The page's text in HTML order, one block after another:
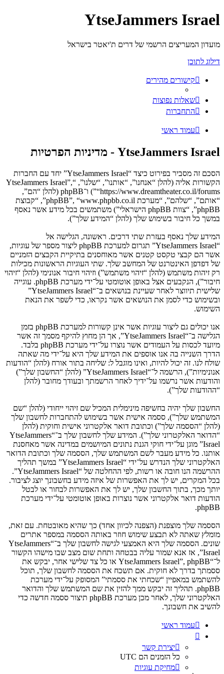
YtseJammers Israel
מועדון המעריצים הרשמי של דרים ת'יאטר בישראל
דילוג לתוכן
קישורים מהירים
שאלות נפוצות
התחברות
עמוד ראשי
YtseJammers Israel - מדיניות הפרטיות
הסכם זה מסביר בפירוט כיצד “YtseJammers Israel” יחד עם החברות
הקשורות אליה (להלן “אנחנו”, “אותנו”, “שלנו”, “YtseJammers Israel”,
“https://www.dreamtheater.co.il/forums”) ו־phpBB (להלן “הם”,
“אותם”, “שלהם”, “מערכת phpBB”, “www.phpbb.co.il”, “קבוצת
phpBB”, “צוות phpBB הישראלי”) משתמשים בכל מידע אשר נאסף
במשך כל חיבור בשימוש שלך (להלן “המידע שלך”).
המידע שלך נאסף בעזרת שתי דרכים. ראשונה, הגלישה אל
“YtseJammers Israel” תגרום למערכת phpBB ליצור מספר של עוגיות,
אשר הם קבצי טקסט קטנים אשר מאוחסנים בתיקיית הקבצים הזמניים
של דפדפן האינטרנט של המחשב שלך. שתי העוגיות הראשונות מכילות
רק זיהות משתמש (להלן “זיהוי משתמש”) וזיהוי חיבור אנונימי (להלן “זיהוי
חיבור”), הנקבעים אצל באופן אוטומטי על־ידי מערכת phpBB. עוגייה
שלישית תיווצר לאחר שעיינת בנושאים ב־“YtseJammers Israel”
ובשימוש כדי לסמן את הנושאים אשר נקראו, כדי לשפר את הנאת
השימוש.
אנו יכולים גם ליצור עוגיות אשר אינן קשורות למערכת phpBB בזמן
הגלישה ב־“YtseJammers Israel”, אך הן מחוץ להיקף מסמך זה אשר
מיועד לכסות על העמודים אשר נוצרו על־ידי מערכת phpBB בלבד.
הדרך השנייה בה אנו אוספים את המידע שלך היא על־ידי מה שאתה
שולח לנו. זה יכול להיות, ואינו מוגבל ל: שליחה בתור אורח (להלן “הודעות
אנונימיות”), הרשמה ל־“YtseJammers Israel” (להלן “החשבון שלך”)
והודעות אשר נרשמו על־ידיך לאחר הרשמתך ובעודך מחובר (להלן
“ההודעות שלך”).
החשבון שלך יהיה בחשיפה מינימלית המכיל שם זיהוי ייחודי (להלן “שם
המשתמש שלך”), ססמה אישית אשר בשימוש להתחברות לחשבון שלך
(להלן “הססמה שלך”) וכתובת דואר אלקטרוני אישית וחוקית (להלן
“הדואר האלקטרוני שלך”). המידע שלך לחשבון שלך ב־“YtseJammers
Israel” מוגן על־ידי חוקי הגנת נתונים המיושמים במדינה אשר מאחסנת
אותנו. כל מידע מעבר לשם המשתמש שלך, הססמה שלך וכתובת הדואר
האלקטרוני שלך הנדרש על־ידי “YtseJammers Israel” במשך תהליך
ההרשמה הנו חובה או רשות, לפי ההחלטה של “YtseJammers Israel”.
בכל המקרים, יש לך את האפשרות של איזה מידע בחשבונך יוצג לציבור.
יותך מכך, בתוך החשבון שלך, יש לך את האפשרות לבחור או לבטל
הודעות דואר אלקטרוני אשר נוצרות באופן אוטומטי על־ידי מערכת
phpBB.
הססמה שלך מוצפנת (הצפנה לכיוון אחד) כך שהיא מאובטחת. עם זאת,
מומלץ שאתה לא תבצע שימוש חוזר באותה הססמה במספר אתרים
שונים. הססמה שלך היא האמצעי לגישה לחשבון שלך ב־“YtseJammers
Israel”, אז אנא שמור עליה בבטחה ותחת שום מצב שבו מישהו הקשור
ל־“YtseJammers Israel”, phpBB או כל צד שלישי אחר, יבקש את
ססמתך בדרך לא חוקית. אם תשכח את הססמה לחשבון שלך, תוכל
להשתמש במאפיין “שכחתי את ססמתי” המסופק על־ידי מערכת
phpBB. תהליך זה יבקש ממך להזין את שם המשתמש שלך והדואר
האלקטרוני שלך, לאחר מכן מערכת phpBB תיצור ססמה חדשה כדי
להשיב את חשבונך.
עמוד ראשי
יצירת קשר
כל הזמנים הם UTC
מחיקת עוגיות